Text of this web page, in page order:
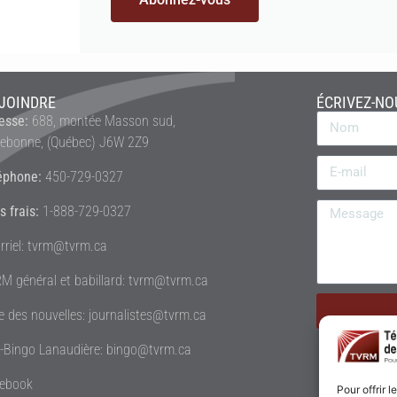
Pour offrir
688, montée Masson sud,
(Québec) J6W 2Z9
450-729-0327
frais: 1-888-729-0327
tvrm@tvrm.ca
général et babillard: tvrm@tvrm.ca
des nouvelles: journalistes@tvrm.ca
Bingo Lanaudière: bingo@tvrm.ca
ÉCRIVEZ-